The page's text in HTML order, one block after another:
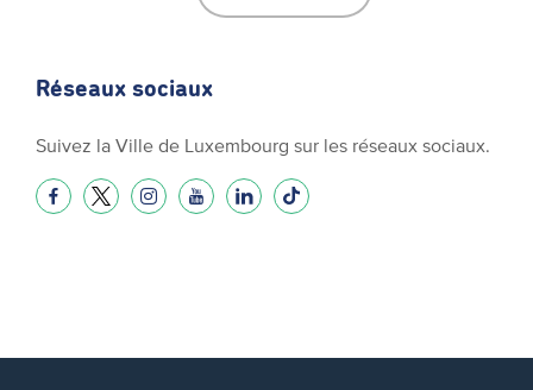
Réseaux sociaux
Suivez la Ville de Luxembourg sur les réseaux sociaux.